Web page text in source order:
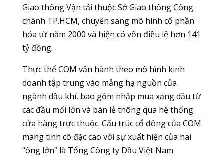
Giao thông Vận tải thuộc Sở Giao thông Công
chánh TP.HCM, chuyển sang mô hình cổ phần
hóa từ năm 2000 và hiện có vốn điều lệ hơn 141
tỷ đồng.
Thực thể COM vận hành theo mô hình kinh
doanh tập trung vào mảng hạ nguồn của
ngành dầu khí, bao gồm nhập mua xăng dầu từ
các đầu mối lớn và bán lẻ thông qua hệ thống
cửa hàng trực thuộc. Cấu trúc cổ đông của COM
mang tính cô đặc cao với sự xuất hiện của hai
“ông lớn” là Tổng Công ty Dầu Việt Nam